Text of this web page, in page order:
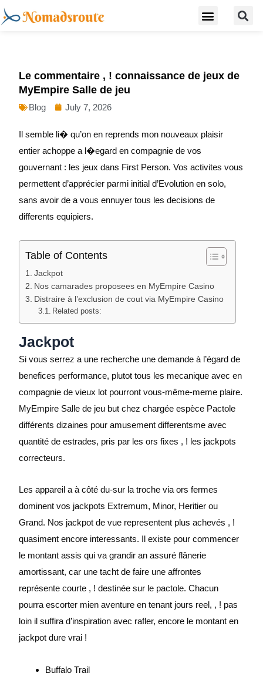
Skip
to
Menu
Le commentaire , ! connaissance de jeux de
MyEmpire Salle de jeu
Blog July 7, 2026
Il semble li� qu’on en reprends mon nouveaux plaisir
entier achoppe a l�egard en compagnie de vos
gouvernant : les jeux dans First Person. Vos activites vous
permettent d’apprécier parmi initial d’Evolution en solo,
sans avoir de a vous ennuyer tous les decisions de
differents equipiers.
Table of Contents
Jackpot
Nos camarades proposees en MyEmpire Casino
Distraire à l’exclusion de cout via MyEmpire Casino
Related posts:
Jackpot
Si vous serrez a une recherche une demande à l’égard de
benefices performance, plutot tous les mecanique avec en
compagnie de vieux lot pourront vous-même-meme plaire.
MyEmpire Salle de jeu but chez chargée espèce Pactole
différents dizaines pour amusement differentsme avec
quantité de estrades, pris par les ors fixes , ! les jackpots
correcteurs.
Les appareil a à côté du-sur la troche via ors fermes
dominent vos jackpots Extremum, Minor, Heritier ou
Grand. Nos jackpot de vue representent plus achevés , !
quasiment encore interessants. Il existe pour commencer
le montant assis qui va grandir an assuré flânerie
amortissant, car une tacht de faire une affrontes
représente courte , ! destinée sur le pactole. Chacun
pourra escorter mien aventure en tenant jours reel, , ! pas
loin il suffira d’inspiration avec rafler, encore le montant en
jackpot dure vrai !
Buffalo Trail